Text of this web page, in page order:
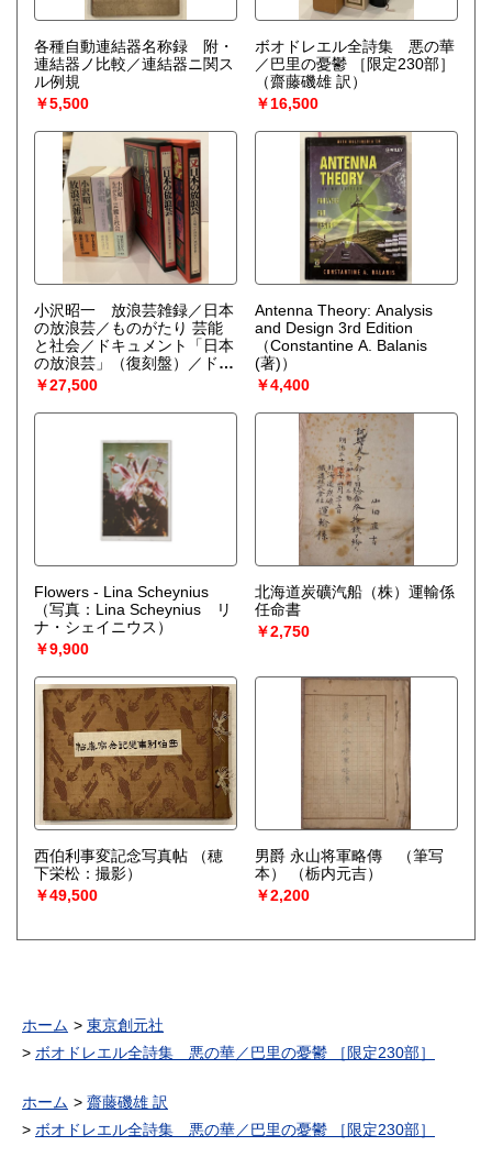
各種自動連結器名称録 附・
連結器ノ比較／連結器ニ関ス
ル例規
￥5,500
ボオドレエル全詩集 悪の華
／巴里の憂鬱 ［限定230部］
（齋藤磯雄 訳）
￥16,500
小沢昭一 放浪芸雑録／日本
の放浪芸／ものがたり 芸能
と社会／ドキュメント「日本
の放浪芸」（復刻盤）／ドキ
ュメント「又日本の放浪芸」
（復刻盤）
￥27,500
Antenna Theory: Analysis
and Design 3rd Edition
（Constantine A. Balanis
(著)）
￥4,400
Flowers - Lina Scheynius
（写真：Lina Scheynius リ
ナ・シェイニウス）
￥9,900
北海道炭礦汽船（株）運輸係
任命書
￥2,750
西伯利事変記念写真帖
（穂
下栄松：撮影）
￥49,500
男爵 永山将軍略傳 （筆写
本）
（栃内元吉）
￥2,200
ホーム
東京創元社
ボオドレエル全詩集 悪の華／巴里の憂鬱 ［限定230部］
ホーム
齋藤磯雄 訳
ボオドレエル全詩集 悪の華／巴里の憂鬱 ［限定230部］